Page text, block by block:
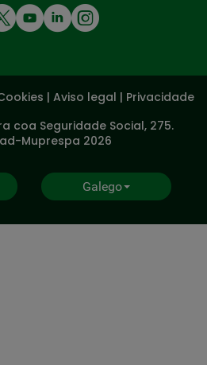
| Aviso legal | Privacidade
coa Seguridade Social, 275.
Muprespa 2026
Galego